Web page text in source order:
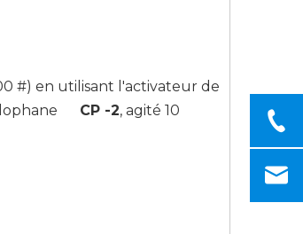
#) en utilisant l'activateur de
CP -2, agité 10